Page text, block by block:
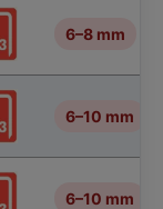
6–8 mm
6–10 mm
6–10 mm